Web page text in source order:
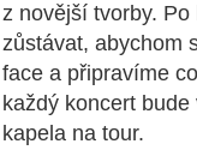
z novější tvorby.
zůstávat, abychom
face a připravíme
každý koncert
kapela na tour.